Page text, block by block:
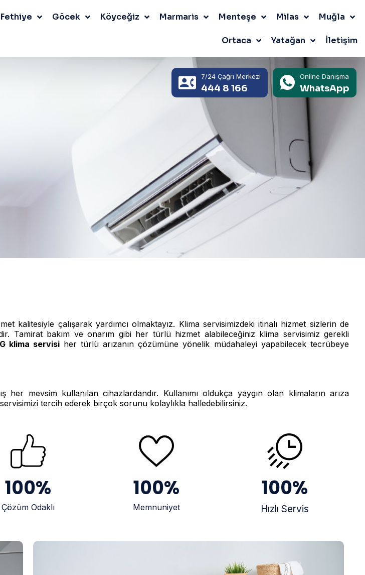
Fethiye Göcek Köyceğiz Marmaris Menteşe Milas Muğla
Ortaca Yatağan İletişim
7/24 Çağrı Merkezi
444 8 166
Online Danışma
WhatsApp
kalitesiyle çalışarak yardımcı olmaktayız. Klima servisimizdeki itinalı hizmet sizlerin de
Tamirat bakım ve onarım gibi her türlü hizmet alabileceğiniz klima servisimiz gerekli
klima servisi her türlü arızanın çözümüne yönelik müdahaleyi yapabilecek tecrübeye
mevsim kullanılan cihazlardandır. Kullanımı oldukça yaygın olan klimaların arıza
tercih ederek birçok sorunu kolaylıkla halledebilirsiniz.
100%
Çözüm Odaklı
100%
Memnuniyet
100%
Hızlı Servis